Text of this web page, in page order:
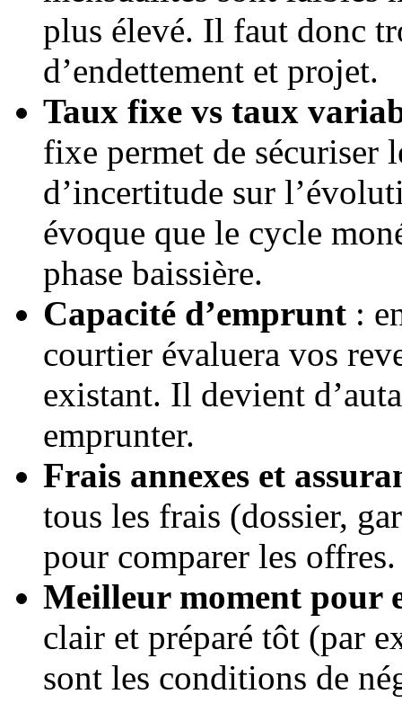
plus élevé. Il faut donc
d’endettement et projet.
Taux fixe vs taux
fixe permet de sécuriser
d’incertitude sur
évoque que le cycle
phase baissière.
Capacité d’emprunt :
courtier évaluera vos
existant. Il devient
emprunter.
Frais annexes et
tous les frais (dossier,
pour comparer les offres.
Meilleur moment pour
clair et préparé tôt (par
sont les conditions de